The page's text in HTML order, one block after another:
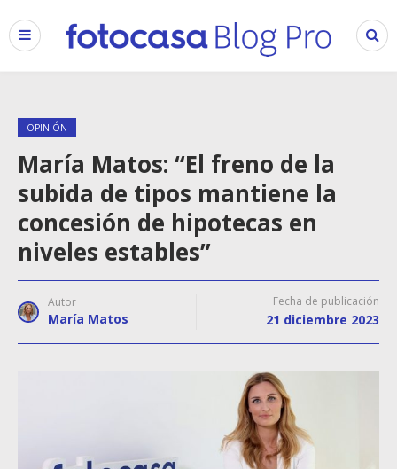
OPINIÓN
María Matos: “El freno de la
subida de tipos mantiene la
concesión de hipotecas en
niveles estables”
Autor
María Matos
Fecha de publicación
21 diciembre 2023